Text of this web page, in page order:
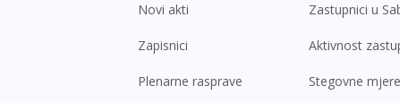
Novi akti
Zapisnici
Plenarne rasprave
Zastupnici u
Aktivnost
Stegovne mjere